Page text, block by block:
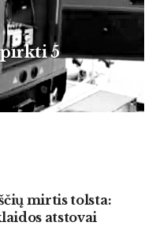
5
mirtis tolsta:
atstovai